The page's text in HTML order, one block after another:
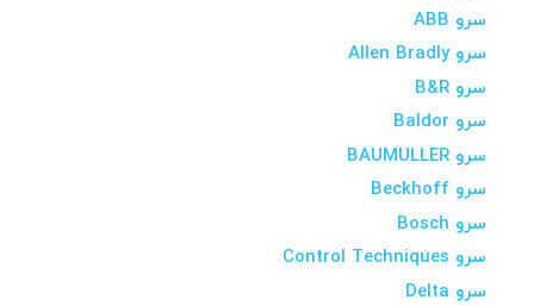
سرو ABB
سرو Allen Bradly
سرو B&R
سرو Baldor
سرو BAUMULLER
سرو Beckhoff
سرو Bosch
سرو Control Techniques
سرو Delta